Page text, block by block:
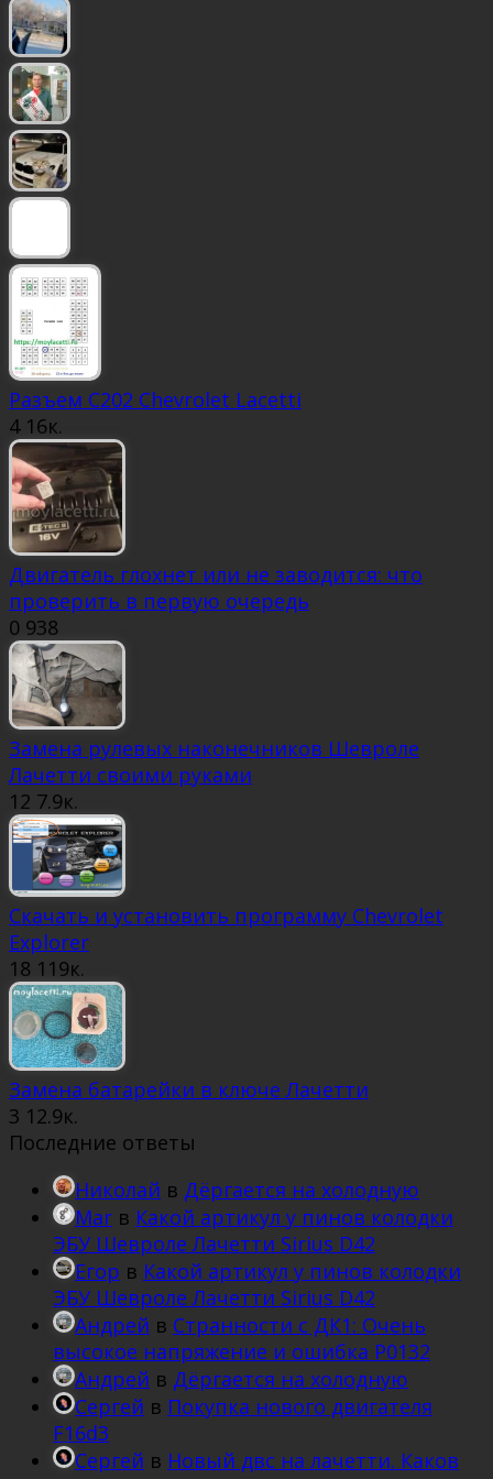
Разъем С202 Chevrolet Lacetti
4 16к.
Двигатель глохнет или не заводится: что
проверить в первую очередь
0 938
Замена рулевых наконечников Шевроле
Лачетти своими руками
12 7.9к.
Скачать и установить программу Chevrolet
Explorer
18 119к.
Замена батарейки в ключе Лачетти
3 12.9к.
Последние ответы
Николай в Дёргается на холодную
Mar в Какой артикул у пинов колодки
ЭБУ Шевроле Лачетти Sirius D42
Егор в Какой артикул у пинов колодки
ЭБУ Шевроле Лачетти Sirius D42
Андрей в Странности с ДК1: Очень
высокое напряжение и ошибка Р0132
Андрей в Дёргается на холодную
Сергей в Покупка нового двигателя
F16d3
Сергей в Новый двс на лачетти. Каков